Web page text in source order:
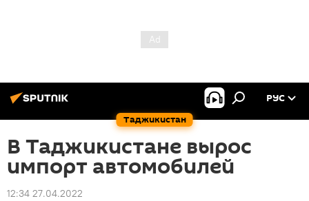
Таджикистан
РУС
В Таджикистане вырос
импорт автомобилей
12:34 27.04.2022